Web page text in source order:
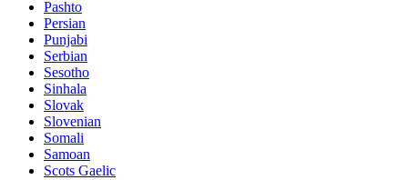
Pashto
Persian
Punjabi
Serbian
Sesotho
Sinhala
Slovak
Slovenian
Somali
Samoan
Scots Gaelic